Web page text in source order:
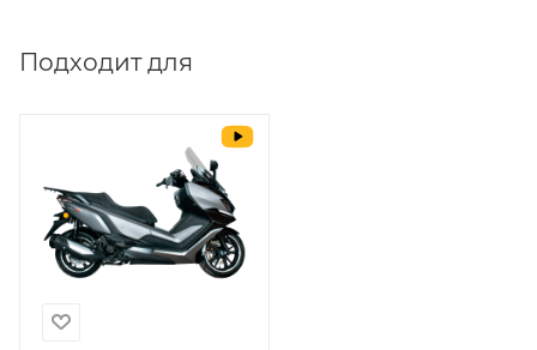
Уважаемые пользователи, в настоящем
которыми необходимо ознакомиться
покупателю, в случае приобретения
товара в нашем салоне. Здесь
размещены общие сведения по
решению возможных гарантийных
случаев и образцы необходимых для
Подходит для